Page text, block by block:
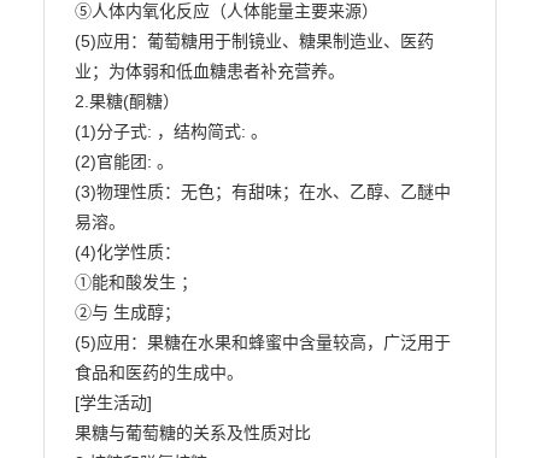
⑤人体内氧化反应（人体能量主要来源）
(5)应用：葡萄糖用于制镜业、糖果制造业、医药
业；为体弱和低血糖患者补充营养。
2.果糖(酮糖）
(1)分子式: ，结构简式: 。
(2)官能团: 。
(3)物理性质：无色；有甜味；在水、乙醇、乙醚中
易溶。
(4)化学性质：
①能和酸发生 ；
②与 生成醇；
(5)应用：果糖在水果和蜂蜜中含量较高，广泛用于
食品和医药的生成中。
[学生活动]
果糖与葡萄糖的关系及性质对比